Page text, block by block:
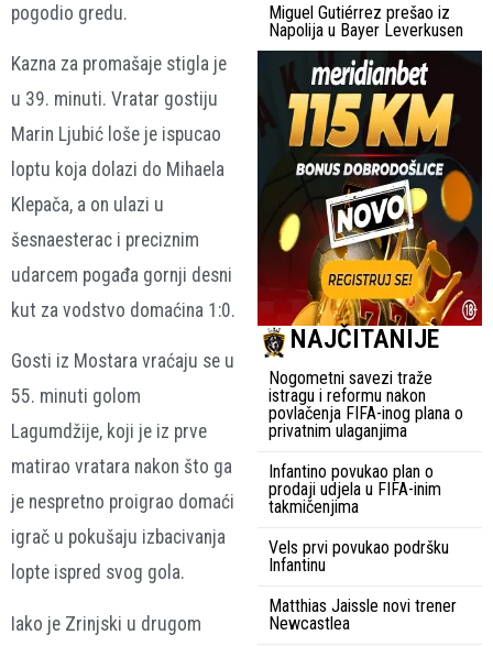
pogodio gredu.
Kazna za promašaje stigla je
u 39. minuti. Vratar gostiju
Marin Ljubić loše je ispucao
loptu koja dolazi do Mihaela
Klepača, a on ulazi u
šesnaesterac i preciznim
udarcem pogađa gornji desni
kut za vodstvo domaćina 1:0.
Gosti iz Mostara vraćaju se u
55. minuti golom
Lagumdžije, koji je iz prve
matirao vratara nakon što ga
je nespretno proigrao domaći
igrač u pokušaju izbacivanja
lopte ispred svog gola.
Iako je Zrinjski u drugom
Miguel Gutiérrez prešao iz
Napolija u Bayer Leverkusen
NAJČITANIJE
Nogometni savezi traže
istragu i reformu nakon
povlačenja FIFA-inog plana o
privatnim ulaganjima
Infantino povukao plan o
prodaji udjela u FIFA-inim
takmičenjima
Vels prvi povukao podršku
Infantinu
Matthias Jaissle novi trener
Newcastlea